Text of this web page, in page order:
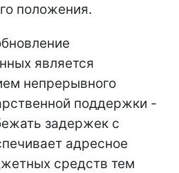
положения.
является
непрерывного
поддержки -
задержек с
адресное
средств тем